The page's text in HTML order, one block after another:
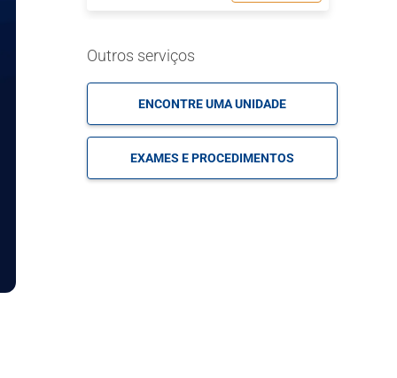
Neuroradiologia
Outros serviços
ENCONTRE UMA UNIDADE
EXAMES E PROCEDIMENTOS